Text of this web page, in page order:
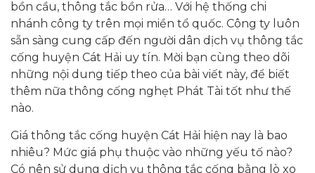
bồn cầu, thông tắc bồn rửa… Với hệ thống chi
nhánh công ty trên mọi miền tổ quốc. Công ty luôn
sẵn sàng cung cấp đến người dân dịch vụ thông tắc
cống huyện Cát Hải uy tín. Mời bạn cùng theo dõi
những nội dung tiếp theo của bài viết này, để biết
thêm nữa thông cống nghẹt Phát Tài tốt như thế
nào.
Giá thông tắc cống huyện Cát Hải hiện nay là bao
nhiêu? Mức giá phụ thuộc vào những yếu tố nào?
Có nên sử dụng dịch vụ thông tắc cống bằng lò xo